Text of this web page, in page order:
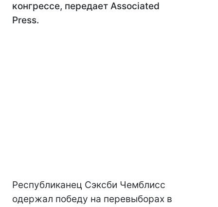
конгрессе, передает Associated
Press.
Республиканец Сэксби Чемблисс
одержал победу на перевыборах в